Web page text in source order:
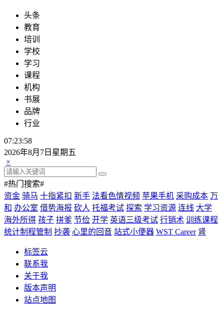
头条
教育
培训
学校
学习
课程
机构
书展
品牌
行业
07:23:59
2026年8月7日星期五
×
#热门搜索#
资金 骑马 十指紧扣 新手 法看色情视频 苹果手机 采购成本 万
和 办公室 借势海报 砍人 托福考试 探索 学习资源 连线 大学
海外所得 孩子 拼爹 节俭 开学 英语三级考试 行销术 训练课程
统计制程管制 抄袭 心里的回音 站式小便器 WST Career 肾
标签云
联系我
关于我
版本声明
站点地图